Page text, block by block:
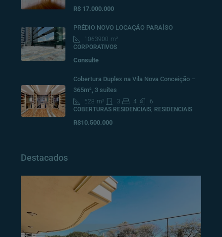
R$ 17.000.000
PRÉDIO NOVO LOCAÇÃO PARAÍSO
1063900 m²
CORPORATIVOS
Consulte
Cobertura Duplex na Vila Nova Conceição –
365m², 3 suítes
528 m² 3 4
6
COBERTURAS RESIDENCIAIS, RESIDENCIAIS
R$10.500.000
Destacados